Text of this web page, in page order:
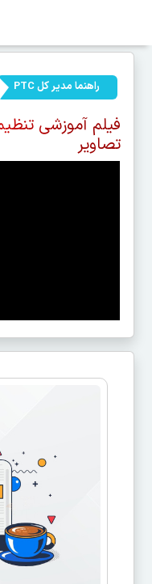
راهنما مدیر کل PTC
فیلم آموزشی
تصاویر